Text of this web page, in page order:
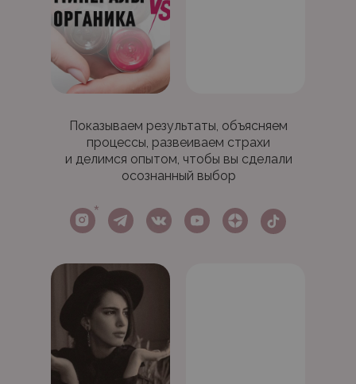
*
Показываем результаты, объясняем
процессы, развеиваем страхи
и делимся опытом, чтобы вы сделали
осознанный выбор